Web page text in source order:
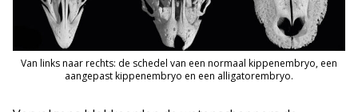
Van links naar rechts: de schedel van een normaal kippenembryo, een
aangepast kippenembryo en een alligatorembryo.